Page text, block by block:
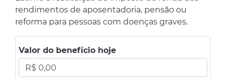
rendimentos de aposentadoria, pensão ou
reforma para pessoas com doenças graves.
Valor do benefício hoje